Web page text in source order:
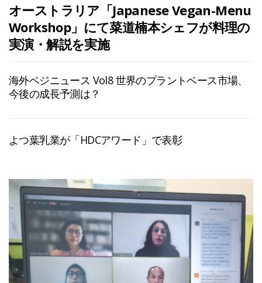
オーストラリア「Japanese Vegan-Menu
Workshop」にて菜道楠本シェフが料理の
実演・解説を実施
海外ベジニュース Vol8 世界のプラントベース市場、
今後の成長予測は？
よつ葉乳業が「HDCアワード」で表彰